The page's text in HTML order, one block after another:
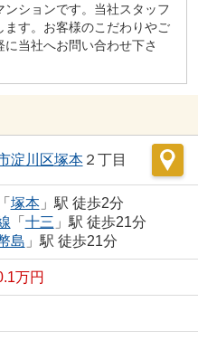
ションです。当社スタッフ
す。お客様のこだわりやご
当社へお問い合わせ下さ
淀川区塚本２丁目
「 塚本」駅 徒歩2分
「 十三 」駅 徒歩21分
島 」駅 徒歩21分
万円